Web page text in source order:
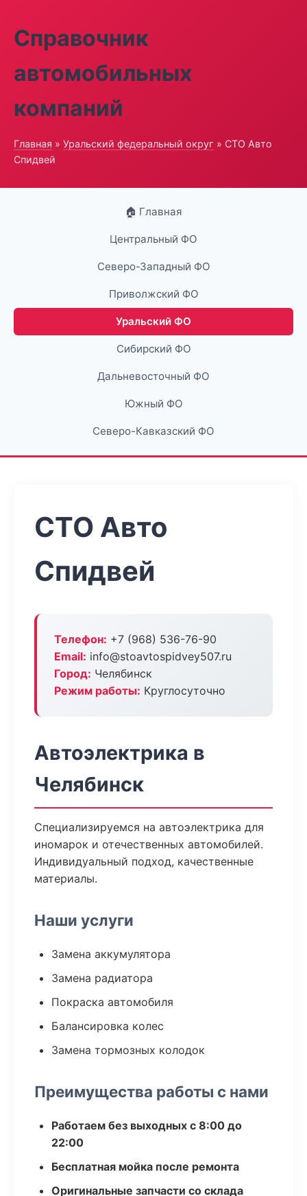
Справочник
автомобильных
компаний
Главная » Уральский федеральный округ » СТО Авто
Спидвей
🏠 Главная
Центральный ФО
Северо-Западный ФО
Приволжский ФО
Уральский ФО
Сибирский ФО
Дальневосточный ФО
Южный ФО
Северо-Кавказский ФО
СТО Авто
Спидвей
Телефон: +7 (968) 536-76-90
Email: info@stoavtospidvey507.ru
Город: Челябинск
Режим работы: Круглосуточно
Автоэлектрика в
Челябинск
Специализируемся на автоэлектрика для
иномарок и отечественных автомобилей.
Индивидуальный подход, качественные
материалы.
Наши услуги
Замена аккумулятора
Замена радиатора
Покраска автомобиля
Балансировка колес
Замена тормозных колодок
Преимущества работы с нами
Работаем без выходных с 8:00 до
22:00
Бесплатная мойка после ремонта
Оригинальные запчасти со склада